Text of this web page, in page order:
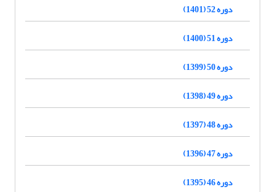
دوره 52 (1401)
دوره 51 (1400)
دوره 50 (1399)
دوره 49 (1398)
دوره 48 (1397)
دوره 47 (1396)
دوره 46 (1395)